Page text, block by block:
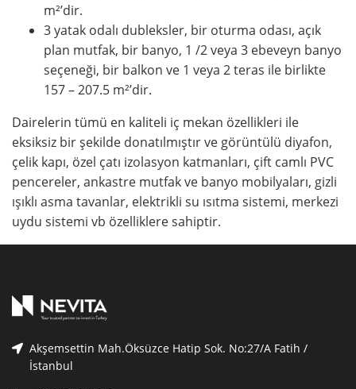
m²’dir.
3 yatak odalı dubleksler, bir oturma odası, açık
plan mutfak, bir banyo, 1 /2 veya 3 ebeveyn banyo
seçeneği, bir balkon ve 1 veya 2 teras ile birlikte
157 – 207.5 m²’dir.
Dairelerin tümü en kaliteli iç mekan özellikleri ile
eksiksiz bir şekilde donatılmıştır ve görüntülü diyafon,
çelik kapı, özel çatı izolasyon katmanları, çift camlı PVC
pencereler, ankastre mutfak ve banyo mobilyaları, gizli
ışıklı asma tavanlar, elektrikli su ısıtma sistemi, merkezi
uydu sistemi vb özelliklere sahiptir.
Akşemsettin Mah.Öksüzce Hatip Sok. No:27/A Fatih /
İstanbul